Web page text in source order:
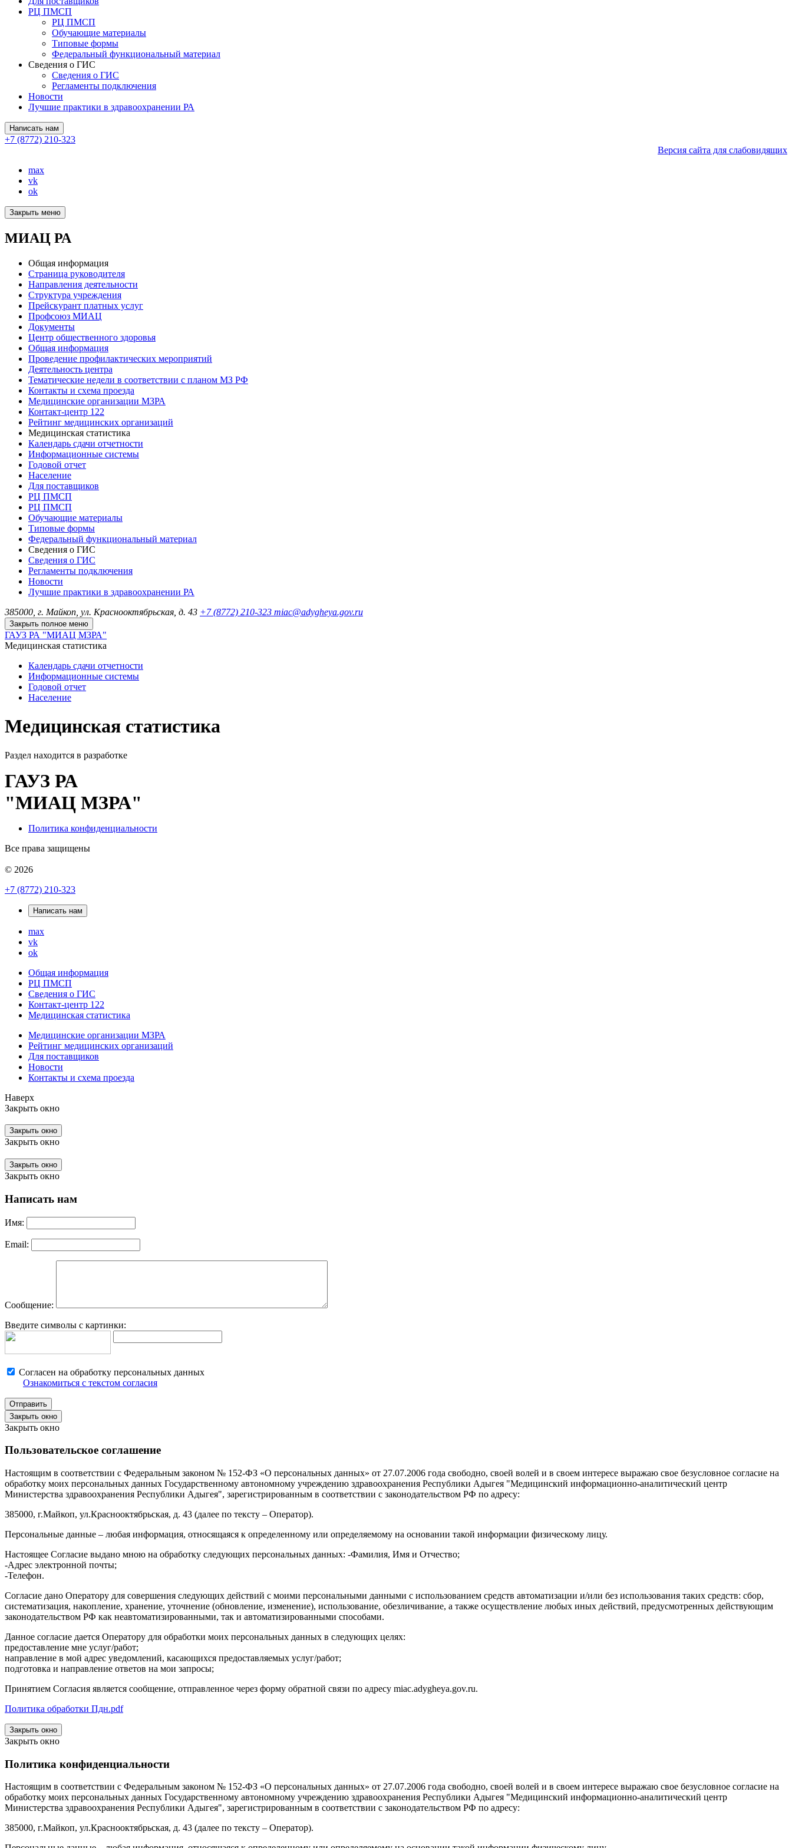
РЦ ПМСП
РЦ ПМСП
Обучающие материалы
Типовые формы
Федеральный функциональный материал
Сведения о ГИС
Сведения о ГИС
Регламенты подключения
Новости
Лучшие практики в здравоохранении РА
Написать нам
+7 (8772) 210-323
Версия сайта для слабовидящих
max
vk
ok
Закрыть меню
МИАЦ РА
Общая информация
Страница руководителя
Направления деятельности
Структура учреждения
Прейскурант платных услуг
Профсоюз МИАЦ
Документы
Центр общественного здоровья
Общая информация
Проведение профилактических мероприятий
Деятельность центра
Тематические недели в соответствии с планом МЗ РФ
Контакты и схема проезда
Медицинские организации МЗРА
Контакт-центр 122
Рейтинг медицинских организаций
Медицинская статистика
Календарь сдачи отчетности
Информационные системы
Годовой отчет
Население
Для поставщиков
РЦ ПМСП
РЦ ПМСП
Обучающие материалы
Типовые формы
Федеральный функциональный материал
Сведения о ГИС
Сведения о ГИС
Регламенты подключения
Новости
Лучшие практики в здравоохранении РА
385000, г. Майкоп, ул. Краснооктябрьская, д. 43 +7 (8772) 210-323 miac@adygheya.gov.ru
Закрыть полное меню
ГАУЗ РА "МИАЦ МЗРА"
Медицинская статистика
Календарь сдачи отчетности
Информационные системы
Годовой отчет
Население
Медицинская статистика
Раздел находится в разработке
ГАУЗ РА
"МИАЦ МЗРА"
Политика конфиденциальности
Все права защищены
© 2026
+7 (8772) 210-323
Написать нам
max
vk
ok
Общая информация
РЦ ПМСП
Сведения о ГИС
Контакт-центр 122
Медицинская статистика
Медицинские организации МЗРА
Рейтинг медицинских организаций
Для поставщиков
Новости
Контакты и схема проезда
Наверх
Закрыть окно
Закрыть окно
Закрыть окно
Закрыть окно
Закрыть окно
Написать нам
Имя:
Email:
Сообщение:
Введите символы с картинки:
Согласен на обработку персональных данных
Ознакомиться с текстом согласия
Закрыть окно
Закрыть окно
Пользовательское соглашение
Настоящим в соответствии с Федеральным законом № 152-ФЗ «О персональных данных» от 27.07.2006 года свободно, своей волей и в своем интересе выражаю свое безусловное согласие на
обработку моих персональных данных Государственному автономному учреждению здравоохранения Республики Адыгея "Медицинский информационно-аналитический центр
Министерства здравоохранения Республики Адыгея", зарегистрированным в соответствии с законодательством РФ по адресу:
385000, г.Майкоп, ул.Краснооктябрьская, д. 43 (далее по тексту – Оператор).
Персональные данные – любая информация, относящаяся к определенному или определяемому на основании такой информации физическому лицу.
Настоящее Согласие выдано мною на обработку следующих персональных данных: -Фамилия, Имя и Отчество;
-Адрес электронной почты;
-Телефон.
Согласие дано Оператору для совершения следующих действий с моими персональными данными с использованием средств автоматизации и/или без использования таких средств: сбор,
систематизация, накопление, хранение, уточнение (обновление, изменение), использование, обезличивание, а также осуществление любых иных действий, предусмотренных действующим
законодательством РФ как неавтоматизированными, так и автоматизированными способами.
Данное согласие дается Оператору для обработки моих персональных данных в следующих целях:
предоставление мне услуг/работ;
направление в мой адрес уведомлений, касающихся предоставляемых услуг/работ;
подготовка и направление ответов на мои запросы;
Принятием Согласия является сообщение, отправленное через форму обратной связи по адресу miac.adygheya.gov.ru.
Политика обработки Пдн.pdf
Закрыть окно
Закрыть окно
Политика конфиденциальности
Настоящим в соответствии с Федеральным законом № 152-ФЗ «О персональных данных» от 27.07.2006 года свободно, своей волей и в своем интересе выражаю свое безусловное согласие на
обработку моих персональных данных Государственному автономному учреждению здравоохранения Республики Адыгея "Медицинский информационно-аналитический центр
Министерства здравоохранения Республики Адыгея", зарегистрированным в соответствии с законодательством РФ по адресу:
385000, г.Майкоп, ул.Краснооктябрьская, д. 43 (далее по тексту – Оператор).